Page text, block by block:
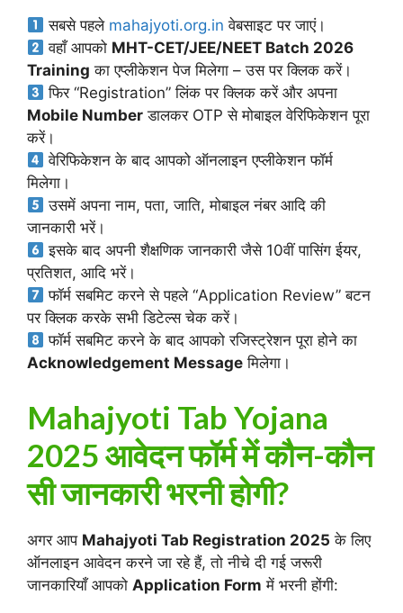
सबसे पहलेmahajyoti.org.in वेबसाइट पर जाएं।
वहाँ आपको MHT-CET/JEE/NEET Batch 2026
Training का एप्लीकेशन पेज मिलेगा – उस पर क्लिक करें।
फिर “Registration” लिंक पर क्लिक करें और अपना
Mobile Number डालकर OTP से मोबाइल वेरिफिकेशन पूरा
करें।
वेरिफिकेशन के बाद आपको ऑनलाइन एप्लीकेशन फॉर्म
मिलेगा।
उसमें अपना नाम, पता, जाति, मोबाइल नंबर आदि की
जानकारी भरें।
इसके बाद अपनी शैक्षणिक जानकारी जैसे 10वीं पासिंग ईयर,
प्रतिशत, आदि भरें।
फॉर्म सबमिट करने से पहले “Application Review” बटन
पर क्लिक करके सभी डिटेल्स चेक करें।
फॉर्म सबमिट करने के बाद आपको रजिस्ट्रेशन पूरा होने का
Acknowledgement Message मिलेगा।
Mahajyoti Tab Yojana
2025 आवेदन फॉर्म में कौन-कौन
सी जानकारी भरनी होगी?
अगर आप Mahajyoti Tab Registration 2025 के लिए
ऑनलाइन आवेदन करने जा रहे हैं, तो नीचे दी गई जरूरी
जानकारियाँ आपको Application Form में भरनी होंगी: